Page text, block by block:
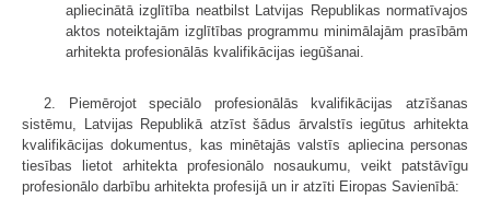
apliecinātā izglītība neatbilst Latvijas Republikas normatīvajos
aktos noteiktajām izglītības programmu minimālajām prasībām
arhitekta profesionālās kvalifikācijas iegūšanai.
2. Piemērojot speciālo profesionālās kvalifikācijas atzīšanas
sistēmu, Latvijas Republikā atzīst šādus ārvalstīs iegūtus arhitekta
kvalifikācijas dokumentus, kas minētajās valstīs apliecina personas
tiesības lietot arhitekta profesionālo nosaukumu, veikt patstāvīgu
profesionālo darbību arhitekta profesijā un ir atzīti Eiropas Savienībā: